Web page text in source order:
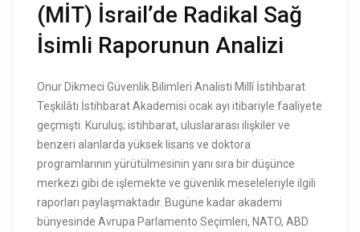
(MİT) İsrail’de Radikal Sağ
İsimli Raporunun Analizi
Onur Dikmeci Güvenlik Bilimleri Analisti Millî İstihbarat
Teşkilâtı İstihbarat Akademisi ocak ayı itibariyle faaliyete
geçmişti. Kuruluş; istihbarat, uluslararası ilişkiler ve
benzeri alanlarda yüksek lisans ve doktora
programlarının yürütülmesinin yanı sıra bir düşünce
merkezi gibi de işlemekte ve güvenlik meseleleriyle ilgili
raporları paylaşmaktadır. Bugüne kadar akademi
bünyesinde Avrupa Parlamento Seçimleri, NATO, ABD